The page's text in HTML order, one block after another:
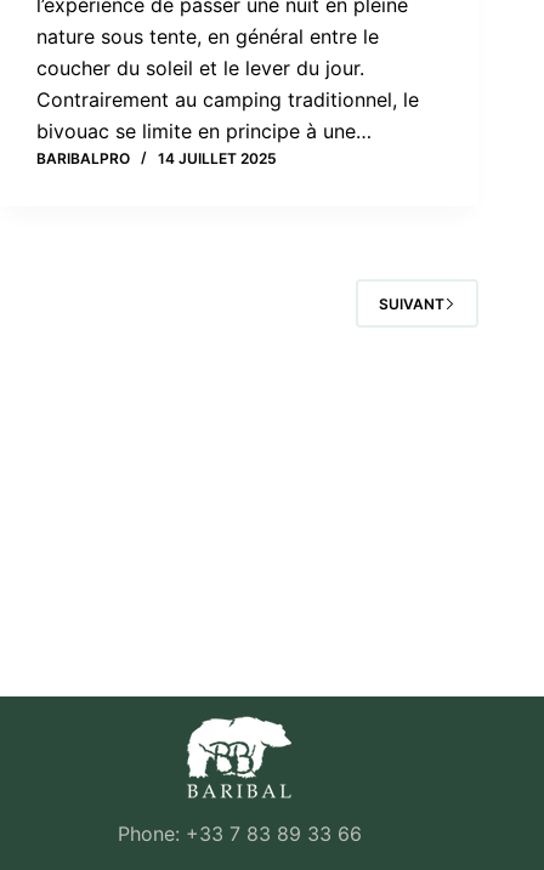
l’expérience de passer une nuit en pleine
nature sous tente, en général entre le
coucher du soleil et le lever du jour.
Contrairement au camping traditionnel, le
bivouac se limite en principe à une…
BARIBALPRO 14 JUILLET 2025
SUIVANT
Phone: +33 7 83 89 33 66